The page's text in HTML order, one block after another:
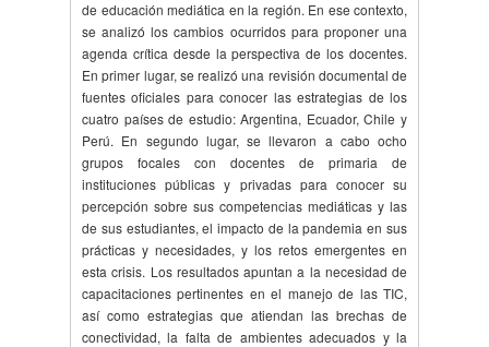
de educación mediática en la región. En ese contexto,
se analizó los cambios ocurridos para proponer una
agenda crítica desde la perspectiva de los docentes.
En primer lugar, se realizó una revisión documental de
fuentes oficiales para conocer las estrategias de los
cuatro países de estudio: Argentina, Ecuador, Chile y
Perú. En segundo lugar, se llevaron a cabo ocho
grupos focales con docentes de primaria de
instituciones públicas y privadas para conocer su
percepción sobre sus competencias mediáticas y las
de sus estudiantes, el impacto de la pandemia en sus
prácticas y necesidades, y los retos emergentes en
esta crisis. Los resultados apuntan a la necesidad de
capacitaciones pertinentes en el manejo de las TIC,
así como estrategias que atiendan las brechas de
conectividad, la falta de ambientes adecuados y la